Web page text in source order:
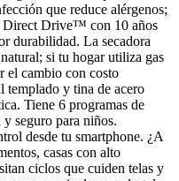
que reduce alérgenos;
Drive™ con 10 años
durabilidad. La secadora
si tu hogar utiliza gas
el cambio con costo
templado y tina de acero
Tiene 6 programas de
seguro para niños.
desde tu smartphone. ¿A
casas con alto
ciclos que cuiden telas y